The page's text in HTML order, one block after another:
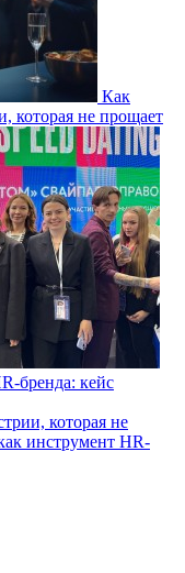
Как
которая не прощает
бренда: кейс
которая не
инструмент HR-